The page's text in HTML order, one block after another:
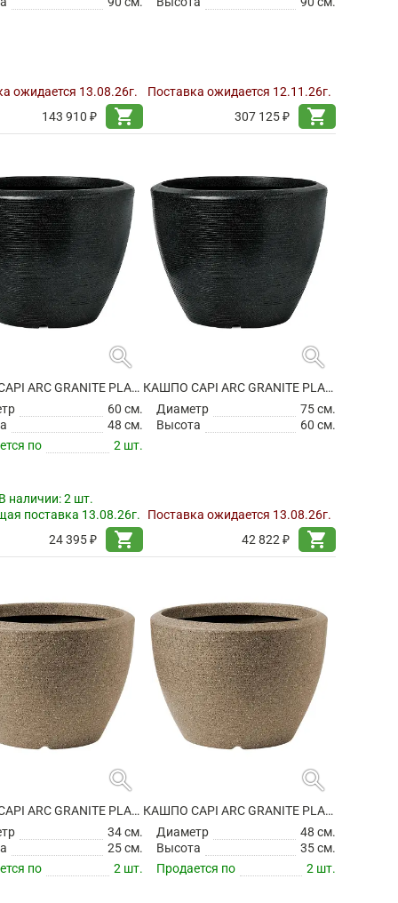
ожидается 13.08.26г.
143 910 ₽
shopping_cart
Поставка ожидается 12.11.26г.
307 125 ₽
shopping_cart
search
КАШПО CAPI ARC GRANITE PLANTER BALL BLACK
60 см.
48 см.
по
2 шт.
наличии:2 шт.
поставка 13.08.26г.
24 395 ₽
shopping_cart
search
КАШПО CAPI ARC GRANITE PLANTER BALL BLACK
Диаметр
75 см.
Высота
60 см.
Поставка ожидается 13.08.26г.
42 822 ₽
shopping_cart
search
КАШПО CAPI ARC GRANITE PLANTER BALL WARM TAUPE
34 см.
25 см.
по
2 шт.
search
КАШПО CAPI ARC GRANITE PLANTER BALL WARM TAUPE
Диаметр
48 см.
Высота
35 см.
Продается по
2 шт.